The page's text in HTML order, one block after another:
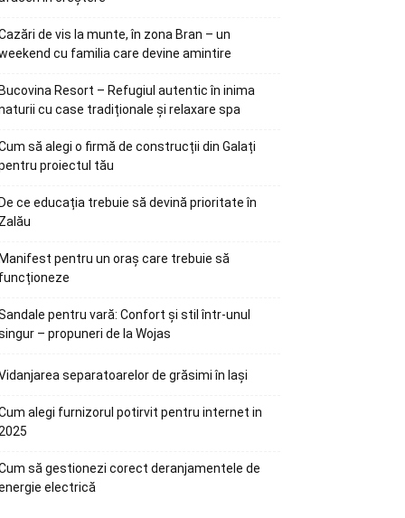
de vis la munte, în zona Bran – un
cu familia care devine amintire
Resort – Refugiul autentic în inima
cu case tradiționale și relaxare spa
să alegi o firmă de construcții din Galați
proiectul tău
ce educația trebuie să devină prioritate în
pentru un oraș care trebuie să
pentru vară: Confort și stil într-unul
– propuneri de la Wojas
separatoarelor de grăsimi în Iași
alegi furnizorul potirvit pentru internet in
să gestionezi corect deranjamentele de
electrică